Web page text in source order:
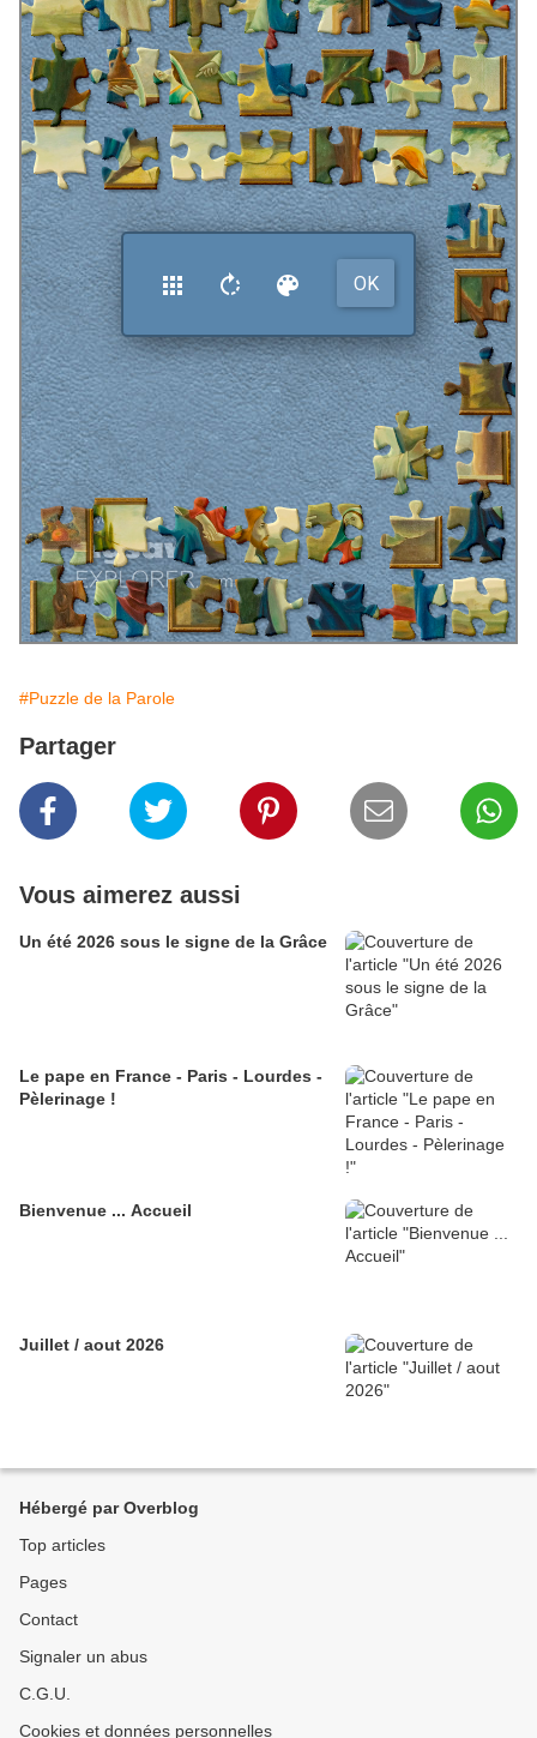
#Puzzle de la Parole
Partager
Vous aimerez aussi
Un été 2026 sous le signe de la Grâce
Le pape en France - Paris - Lourdes -
Pèlerinage !
Bienvenue ... Accueil
Juillet / aout 2026
Hébergé par Overblog
Top articles
Pages
Contact
Signaler un abus
C.G.U.
Cookies et données personnelles